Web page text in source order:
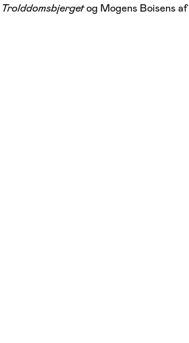
Trolddomsbjergetog Mogens Boisens af